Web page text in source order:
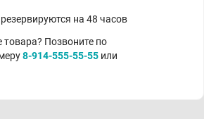
на 48 часов
Позвоните по
8-914-555-55-55 или